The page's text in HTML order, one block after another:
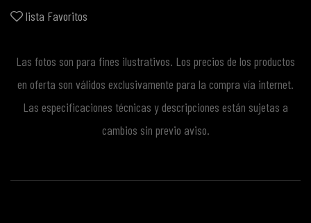
lista Favoritos
Las fotos son para fines ilustrativos. Los precios de los productos
en oferta son válidos exclusivamente para la compra vía internet.
Las especificaciones técnicas y descripciones están sujetas a
cambios sin previo aviso.